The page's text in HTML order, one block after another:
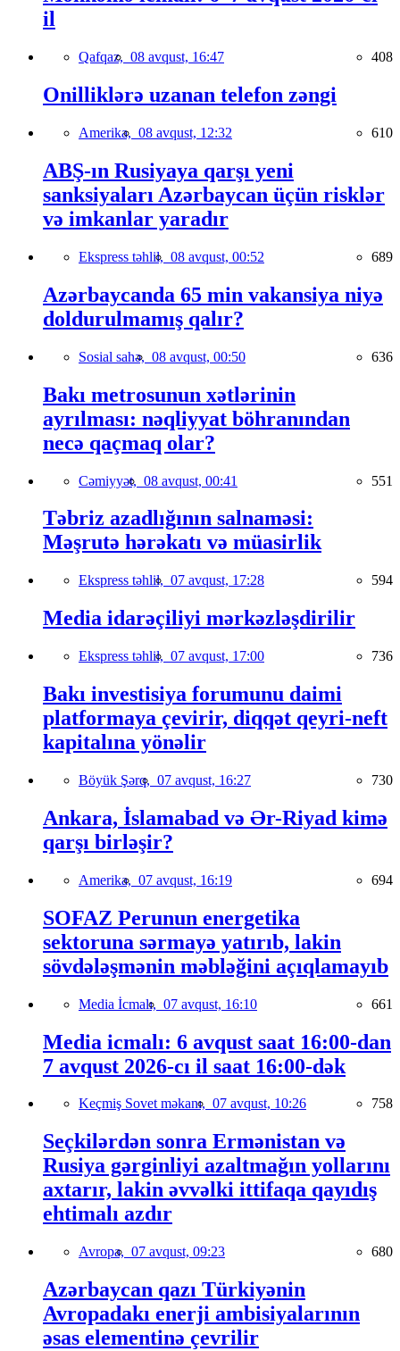
il
Qafqaz, 08 avqust, 16:47 408
Onilliklərə uzanan telefon zəngi
Amerika, 08 avqust, 12:32 610
ABŞ-ın Rusiyaya qarşı yeni
sanksiyaları Azərbaycan üçün risklər
və imkanlar yaradır
Ekspress təhlil, 08 avqust, 00:52 689
Azərbaycanda 65 min vakansiya niyə
doldurulmamış qalır?
Sosial sahə, 08 avqust, 00:50 636
Bakı metrosunun xətlərinin
ayrılması: nəqliyyat böhranından
necə qaçmaq olar?
Cəmiyyət, 08 avqust, 00:41 551
Təbriz azadlığının salnaməsi:
Məşrutə hərəkatı və müasirlik
Ekspress təhlil, 07 avqust, 17:28 594
Media idarəçiliyi mərkəzləşdirilir
Ekspress təhlil, 07 avqust, 17:00 736
Bakı investisiya forumunu daimi
platformaya çevirir, diqqət qeyri-neft
kapitalına yönəlir
Böyük Şərq, 07 avqust, 16:27 730
Ankara, İslamabad və Ər-Riyad kimə
qarşı birləşir?
Amerika, 07 avqust, 16:19 694
SOFAZ Perunun energetika
sektoruna sərmayə yatırıb, lakin
sövdələşmənin məbləğini açıqlamayıb
Media İcmalı, 07 avqust, 16:10 661
Media icmalı: 6 avqust saat 16:00-dan
7 avqust 2026-cı il saat 16:00-dək
Keçmiş Sovet məkanı, 07 avqust, 10:26 758
Seçkilərdən sonra Ermənistan və
Rusiya gərginliyi azaltmağın yollarını
axtarır, lakin əvvəlki ittifaqa qayıdış
ehtimalı azdır
Avropa, 07 avqust, 09:23 680
Azərbaycan qazı Türkiyənin
Avropadakı enerji ambisiyalarının
əsas elementinə çevrilir